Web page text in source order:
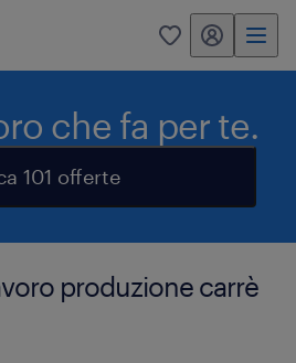
0 my randstad
che fa per te.
101 offerte
produzione carrè